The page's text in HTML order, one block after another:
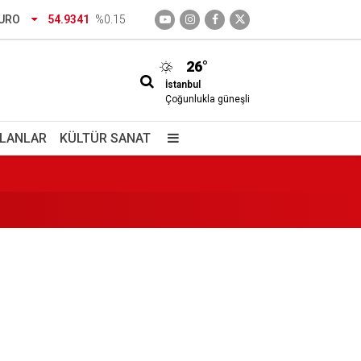
54.9341 %0.15
26°
İstanbul
Çoğunlukla güneşli
KÜLTÜR SANAT
Mehmet Ziya Gökalp kimdir?